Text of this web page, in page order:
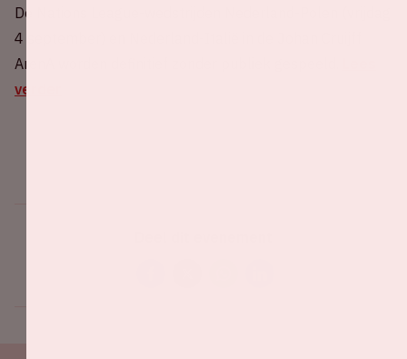
De Nations League-wedstrijden Nederland-Polen (vrijdag
4 september) en Nederland-Italië in de Johan Cruijff
ArenA worden definitief zonder publiek gespeeld.
verder